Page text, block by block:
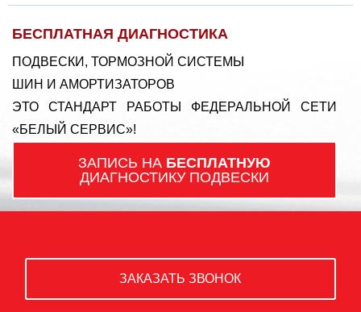
БЕСПЛАТНАЯ ДИАГНОСТИКА
ПОДВЕСКИ, ТОРМОЗНОЙ СИСТЕМЫ
ШИН И АМОРТИЗАТОРОВ
ЭТО СТАНДАРТ РАБОТЫ ФЕДЕРАЛЬНОЙ СЕТИ
«БЕЛЫЙ СЕРВИС»!
ЗАПИСЬ НА БЕСПЛАТНУЮ
ДИАГНОСТИКУ ПОДВЕСКИ
ЗАКАЗАТЬ ЗВОНОК